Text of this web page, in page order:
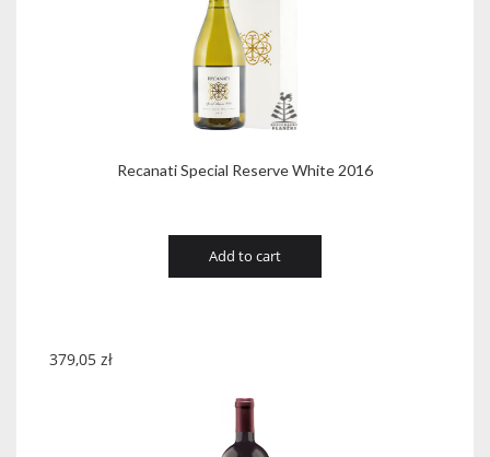
Recanati Special Reserve White 2016
Add to cart
379,05 zł